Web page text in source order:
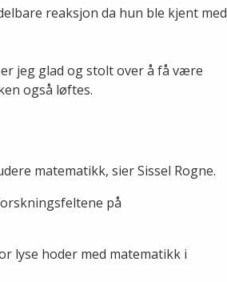
reaksjon da hun ble kjent med
jeg glad og stolt over å få være
også løftes.
matematikk, sier Sissel Rogne.
på
lyse hoder med matematikk i